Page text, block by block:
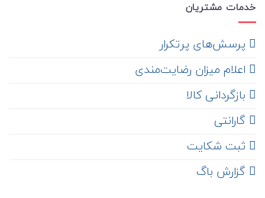
خدمات مشتریان
‌ پرسش‌های پرتکرار
اعلام میزان رضایت‌مندی
‌ بازگردانی کالا
گارانتی
ثبت شکایت
‌ گزارش باگ